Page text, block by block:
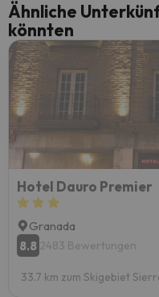
Ähnliche
könnten
Hotel Dauro Premier
Granada
8.8 2483 Bewertungen
33.7 km zum Skigebiet